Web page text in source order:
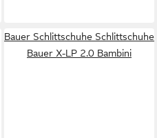
Bauer Schlittschuhe Schlittschuhe
Bauer X-LP 2.0 Bambini